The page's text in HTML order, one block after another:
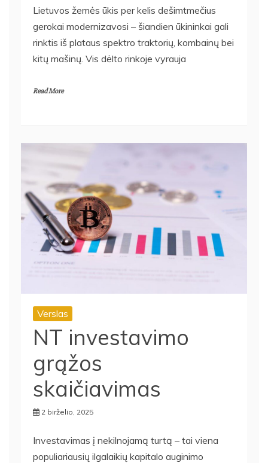
Lietuvos žemės ūkis per kelis dešimtmečius
gerokai modernizavosi – šiandien ūkininkai gali
rinktis iš plataus spektro traktorių, kombainų bei
kitų mašinų. Vis dėlto rinkoje vyrauja
Read More
Verslas
NT investavimo
grąžos
skaičiavimas
2 birželio, 2025
Investavimas į nekilnojamą turtą – tai viena
populiariausių ilgalaikių kapitalo auginimo